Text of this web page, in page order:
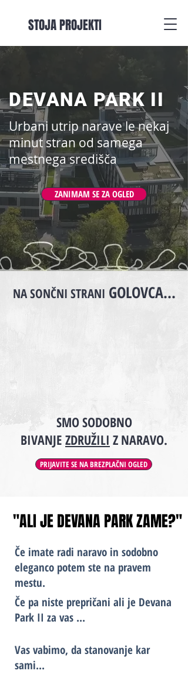
STOJA PROJEKTI
DEVANA PARK II
Urbani utrip narave le nekaj
minut stran od samega
mestnega središča
ZANIMAM SE ZA OGLED
NA SONČNI STRANI GOLOVCA...
SMO SODOBNO
BIVANJE ZDRUŽILI Z NARAVO.
PRIJAVITE SE NA BREZPLAČNI OGLED
"ALI JE DEVANA PARK ZAME?"
"ALI JE DEVANA PARK ZAME?"
Če imate radi naravo in sodobno
eleganco potem ste na pravem
mestu.
Če pa niste prepričani ali je Devana
Park II za vas ...
Vas vabimo, da stanovanje kar
sami...